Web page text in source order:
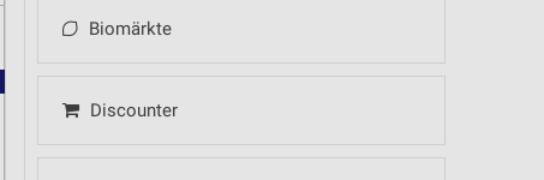
Biomärkte
Discounter